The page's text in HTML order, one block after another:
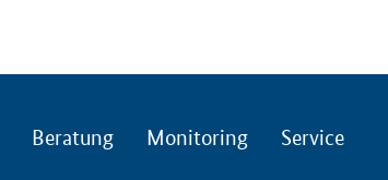
Beratung Monitoring Service